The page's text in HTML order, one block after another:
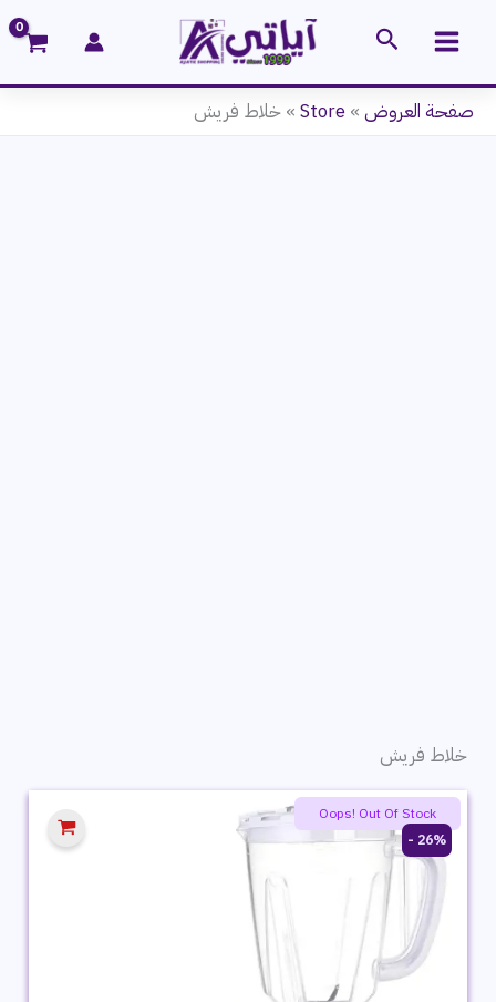
البحث
صفحة العروض »
Store
» خلاط فريش
خلاط فريش
26% -
Oops! Out Of Stock